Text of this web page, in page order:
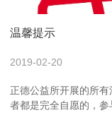
温馨提示
2019-02-20
正德公益所开展的所
者都是完全自愿的，参